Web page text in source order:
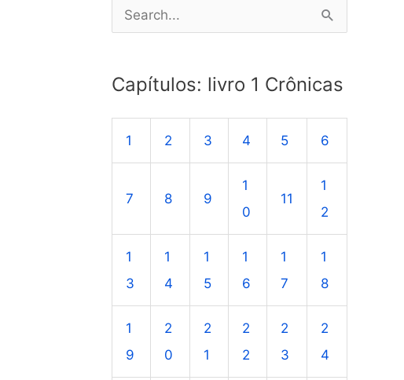
e
q
u
r
Capítulos: livro 1 Crônicas
1 2 3 4 5 6
7 8 9
1
0
11
1
2
1
3
1
4
1
5
1
6
1
7
1
8
1
9
2
0
2
1
2
2
2
3
2
4